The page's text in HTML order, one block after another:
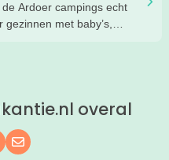
Ardoer campings echt
gezinnen met baby’s,
overal
op Facebook
ons op Instagram
Mail ons